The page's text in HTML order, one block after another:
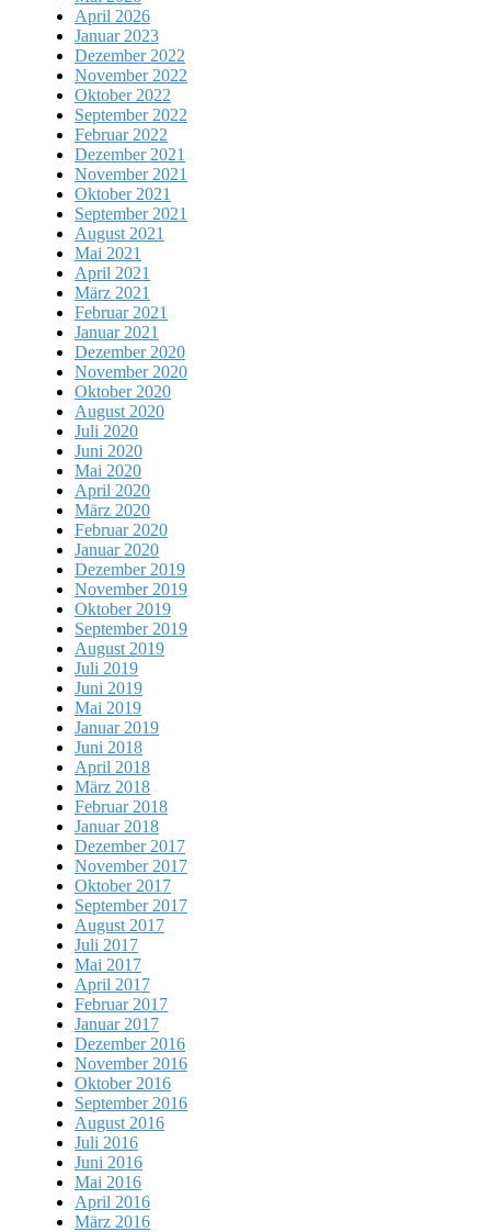
April 2026
Januar 2023
Dezember 2022
November 2022
Oktober 2022
September 2022
Februar 2022
Dezember 2021
November 2021
Oktober 2021
September 2021
August 2021
Mai 2021
April 2021
März 2021
Februar 2021
Januar 2021
Dezember 2020
November 2020
Oktober 2020
August 2020
Juli 2020
Juni 2020
Mai 2020
April 2020
März 2020
Februar 2020
Januar 2020
Dezember 2019
November 2019
Oktober 2019
September 2019
August 2019
Juli 2019
Juni 2019
Mai 2019
Januar 2019
Juni 2018
April 2018
März 2018
Februar 2018
Januar 2018
Dezember 2017
November 2017
Oktober 2017
September 2017
August 2017
Juli 2017
Mai 2017
April 2017
Februar 2017
Januar 2017
Dezember 2016
November 2016
Oktober 2016
September 2016
August 2016
Juli 2016
Juni 2016
Mai 2016
April 2016
März 2016